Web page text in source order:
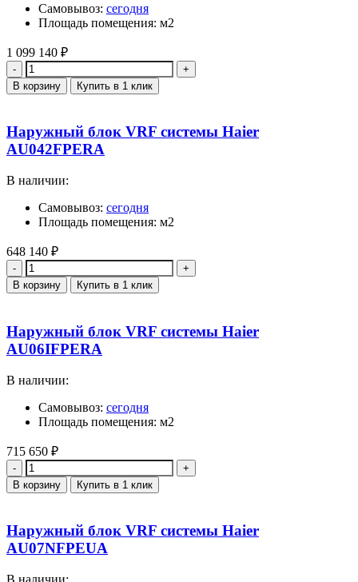
Самовывоз: сегодня
Площадь помещения: м2
1 099 140 ₽
Количество
В корзину Купить в 1 клик
Наружный блок VRF системы Haier
AU042FPERA
В наличии:
Самовывоз: сегодня
Площадь помещения: м2
648 140 ₽
Количество
В корзину Купить в 1 клик
Наружный блок VRF системы Haier
AU06IFPERA
В наличии:
Самовывоз: сегодня
Площадь помещения: м2
715 650 ₽
Количество
В корзину Купить в 1 клик
Наружный блок VRF системы Haier
AU07NFPEUA
В наличии: